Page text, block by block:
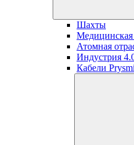
Шахты
Медицинская
Атомная
Индустрия
Кабели